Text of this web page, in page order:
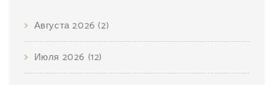
Августа 2026 (2)
Июля 2026 (12)